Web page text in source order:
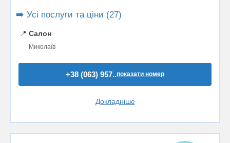
➡️ Усі послуги та ціни (27)
📍 Салон
Миколаїв
+38 (063) 957..показати номер
Докладніше